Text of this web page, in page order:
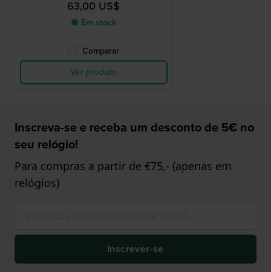
63,00 US$
● Em stock
Comparar
Ver produto
Inscreva-se e receba um desconto de 5€ no
seu relógio!
Para compras a partir de €75,- (apenas em
relógios)
Inscrever-se